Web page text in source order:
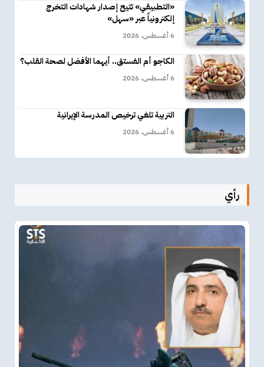
«التطبيقي» تتيح إصدار شهادات التخرج
إلكترونياً عبر «سهل»
6 أغسطس، 2026
الكاجو أم الفستق.. أيهما الأفضل لصحة القلب؟
6 أغسطس، 2026
التربية تلغي ترخيص المدرسة الإيرانية
6 أغسطس، 2026
رأي